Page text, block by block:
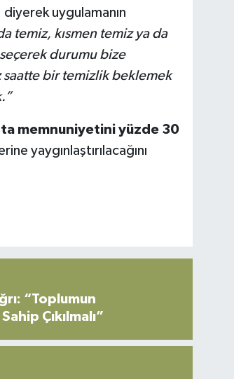
uygulamanın
temiz, kısmen temiz ya da
durumu bize
bir temizlik beklemek
memnuniyetini yüzde 30
yaygınlaştırılacağını
“Toplumun
Çıkılmalı”